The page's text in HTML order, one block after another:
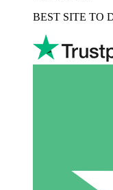
BEST SITE TO